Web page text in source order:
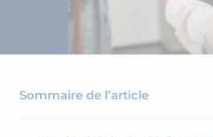
Sommaire de l’article